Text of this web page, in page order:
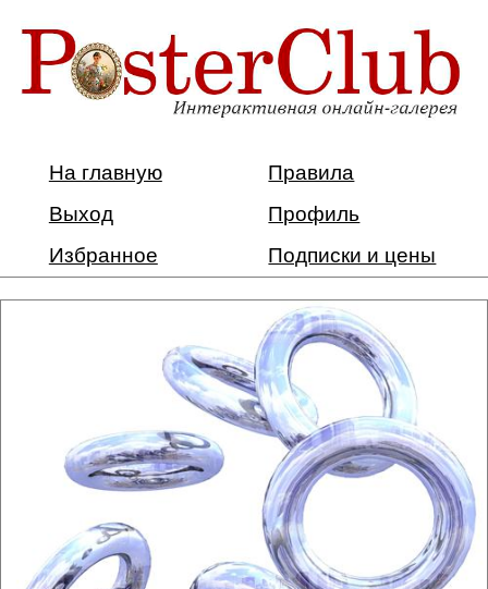
На главную
Правила
Выход
Профиль
Избранное
Подписки и цены